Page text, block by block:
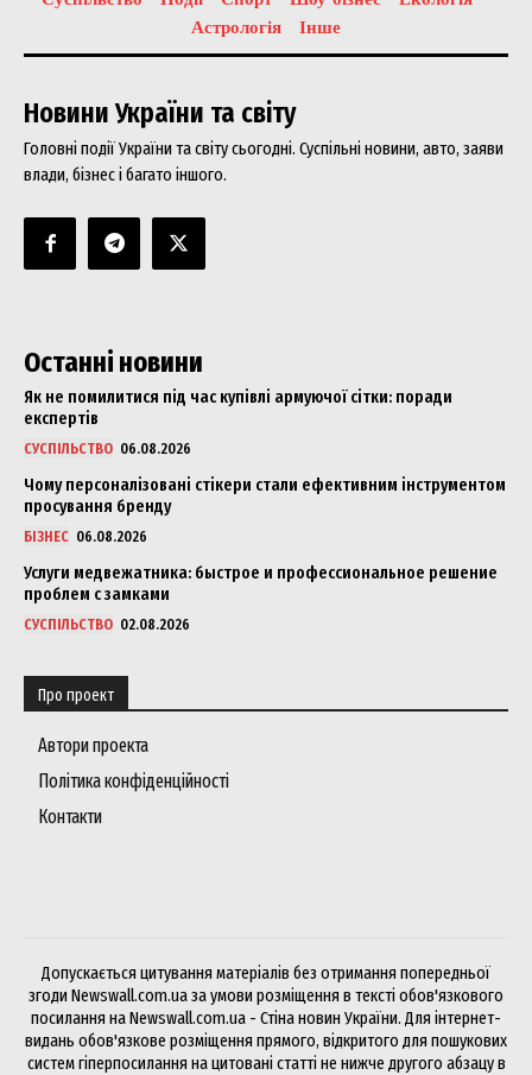
SUBSCRIBE NOW
About
Contact us
My account
Астрологія
Інше
Новини України та світу
Головні події України та світу сьогодні. Суспільні новини, авто, заяви
влади, бізнес і багато іншого.
Останні новини
Як не помилитися під час купівлі армуючої сітки: поради
експертів
СУСПІЛЬСТВО 06.08.2026
Чому персоналізовані стікери стали ефективним інструментом
просування бренду
БІЗНЕС 06.08.2026
Услуги медвежатника: быстрое и профессиональное решение
проблем с замками
СУСПІЛЬСТВО 02.08.2026
Про проект
Автори проекта
Політика конфіденційності
Контакти
Допускається цитування матеріалів без отримання попередньої
згоди Newswall.com.ua за умови розміщення в тексті обов'язкового
посилання на Newswall.com.ua - Стіна новин України. Для інтернет-
видань обов'язкове розміщення прямого, відкритого для пошукових
систем гіперпосилання на цитовані статті не нижче другого абзацу в